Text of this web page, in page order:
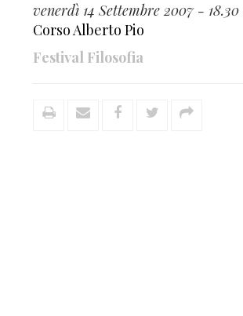
venerdì 14 Settembre 2007 -
Corso Alberto Pio
Festival Filosofia